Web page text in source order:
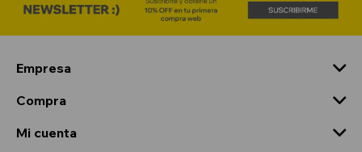
Empresa
Compra
Mi cuenta